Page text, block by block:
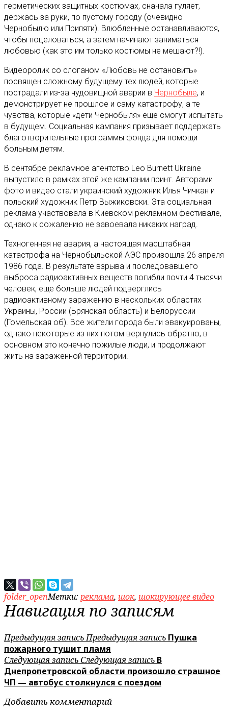
герметических защитных костюмах, сначала гуляет,
держась за руки, по пустому городу (очевидно
Чернобылю или Припяти). Влюбленные останавливаются,
чтобы поцеловаться, а затем начинают заниматься
любовью (как это им только костюмы не мешают?!).
Видеоролик со слоганом «Любовь не остановить»
посвящен сложному будущему тех людей, которые
пострадали из-за чудовищной аварии в Чернобыле, и
демонстрирует не прошлое и саму катастрофу, а те
чувства, которые «дети Чернобыля» еще смогут испытать
в будущем. Социальная кампания призывает поддержать
благотворительные программы фонда для помощи
больным детям.
В сентябре рекламное агентство Leo Burnett Ukraine
выпустило в рамках этой же кампании принт. Авторами
фото и видео стали украинский художник Илья Чичкан и
польский художник Петр Выжиковски. Эта социальная
реклама участвовала в Киевском рекламном фестивале,
однако к сожалению не завоевала никаких наград.
Техногенная не авария, а настоящая масштабная
катастрофа на Чернобыльской АЭС произошла 26 апреля
1986 года. В результате взрыва и последовавшего
выброса радиоактивных веществ погибли почти 4 тысячи
человек, еще больше людей подверглись
радиоактивному заражению в нескольких областях
Украины, России (Брянская область) и Белоруссии
(Гомельская об). Все жители города были эвакуированы,
однако некоторые из них потом вернулись обратно, в
основном это конечно пожилые люди, и продолжают
жить на зараженной территории.
folder_openМетки: реклама, шок, шокирующее видео
Навигация по записям
Предыдущая записьПредыдущая запись Пушка
пожарного тушит пламя
Следующая запись Следующая запись В
Днепропетровской области произошло страшное
ЧП — автобус столкнулся с поездом
Добавить комментарий